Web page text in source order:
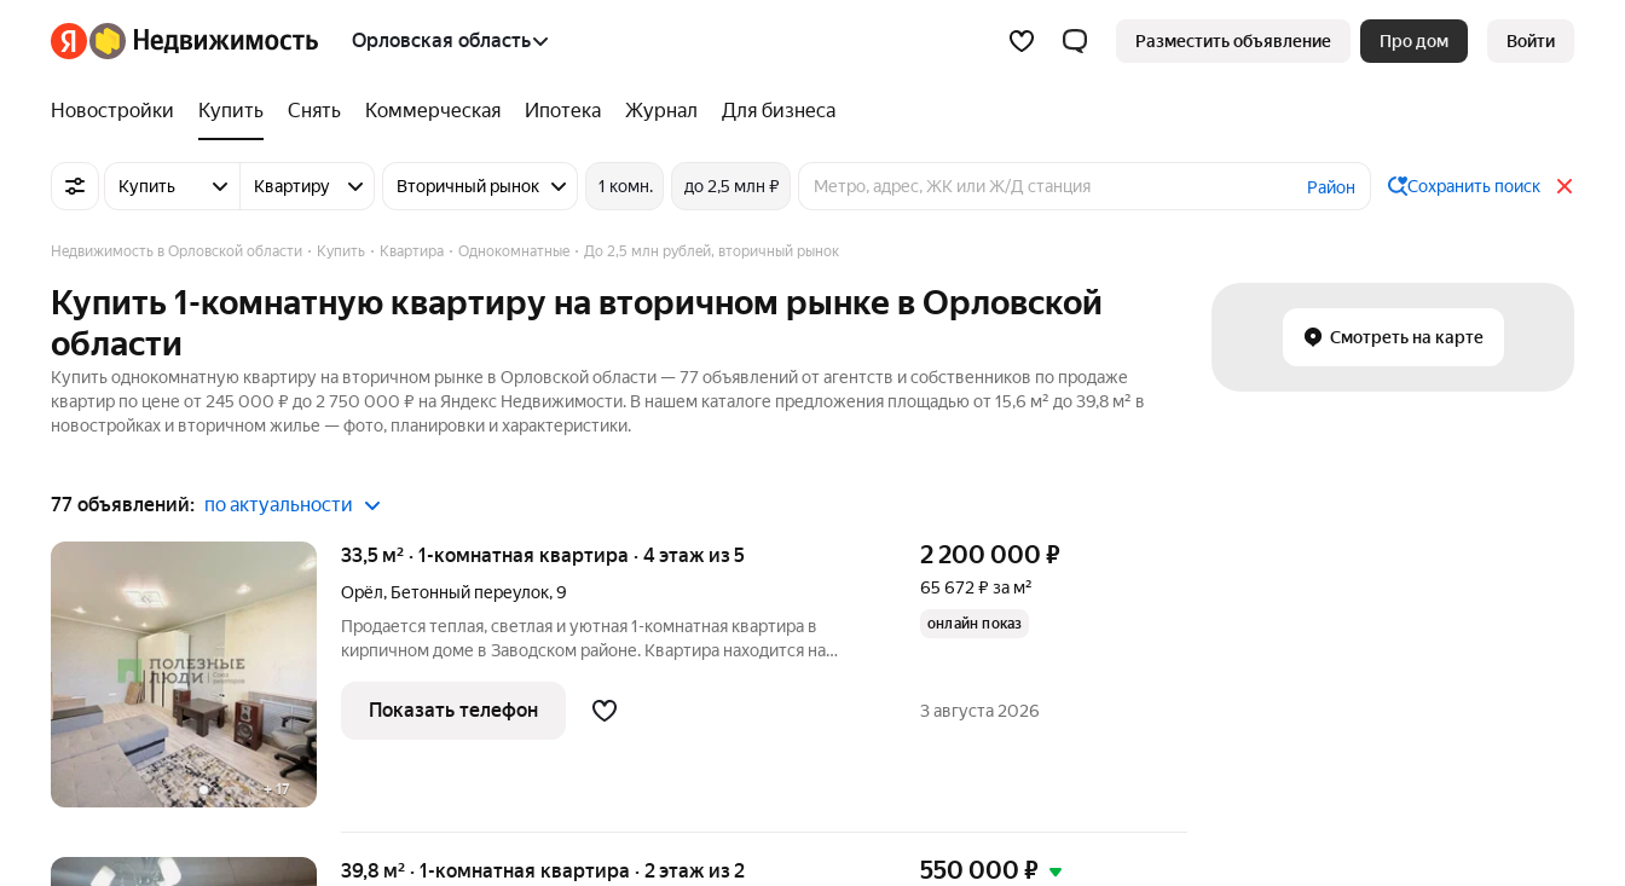
Орловская область Разместить объявление Про дом Войти
Новостройки Купить Снять Коммерческая Ипотека Журнал Для бизнеса
Купить Квартиру Вторичный рынок 1 комн. до 2,5 млн ₽ Район Сохранить поиск
Смотреть на карте
Недвижимость в Орловской области Купить Квартира Однокомнатные До 2,5 млн рублей, вторичный рынок
Купить 1-комнатную квартиру на вторичном рынке в Орловской
области
Купить однокомнатную квартиру на вторичном рынке в Орловской области — 77 объявлений от агентств и собственников по продаже
квартир по цене от 245 000 ₽ до 2 750 000 ₽ на Яндекс Недвижимости. В нашем каталоге предложения площадью от 15,6 м² до 39,8 м² в
новостройках и вторичном жилье — фото, планировки и характеристики.
77 объявлений: по актуальности
+17
33,5 м² · 1-комнатная квартира · 4 этаж из 5
Орёл, Бетонный переулок,9
Продается теплая, светлая и уютная 1-комнатная квартира в
кирпичном доме в Заводском районе. Квартира находится на
планировкой: большая кухня 9,1 кв.м., просторная комната 17,5, в
прихожей
2 200 000 ₽
65 672 ₽ за м²
онлайн показ
Показать телефон 3 августа 2026
39,8 м² · 1-комнатная квартира · 2 этаж из 2 550 000 ₽